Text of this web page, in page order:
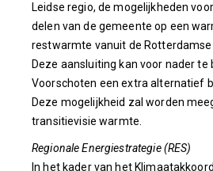
Leidse regio, de mogelijkheden
delen van de gemeente op een
restwarmte vanuit de Rotterdamse
Deze aansluiting kan voor nader te
Voorschoten een extra alternatief
Deze mogelijkheid zal worden
transitievisie warmte.
Regionale Energiestrategie (RES)
In het kader van het